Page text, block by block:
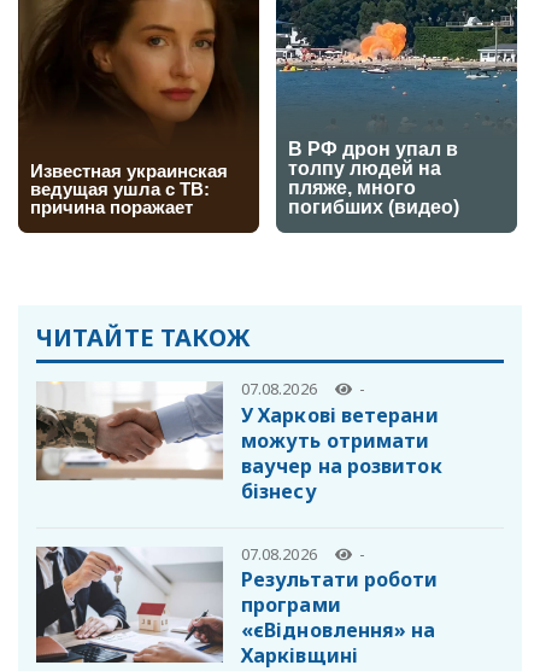
ЧИТАЙТЕ ТАКОЖ
07.08.2026 -
У Харкові ветерани
можуть отримати
ваучер на розвиток
бізнесу
07.08.2026 -
Результати роботи
програми
«єВідновлення» на
Харківщині